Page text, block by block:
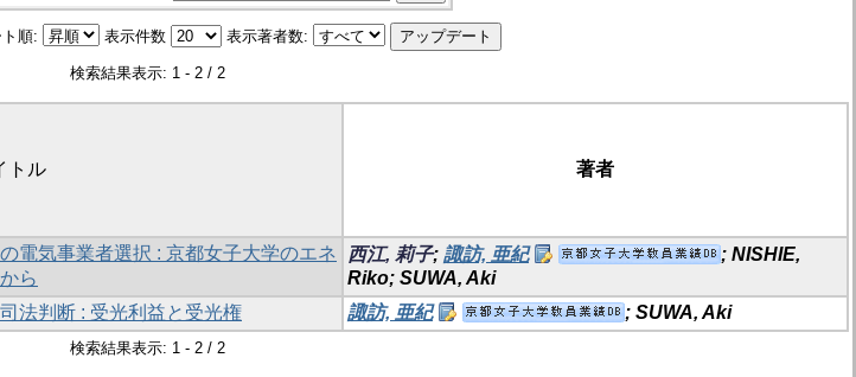
ト順: 表示件数 表示著者数:
検索結果表示: 1 - 2 / 2
トル 著者
電気事業者選択 : 京都女子大学のエネ
ら
西江, 莉子; 諏訪, 亜紀
; NISHIE,
Riko; SUWA, Aki
法判断 : 受光利益と受光権 諏訪, 亜紀 ; SUWA, Aki
検索結果表示: 1 - 2 / 2